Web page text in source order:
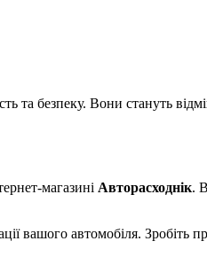
та безпеку. Вони стануть
магазині Авторасходнік.
вашого автомобіля. Зробіть